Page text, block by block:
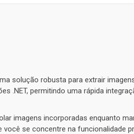
solução robusta para extrair
.NET, permitindo uma rápida
imagens incorporadas enquanto
se concentre na funcionalidade